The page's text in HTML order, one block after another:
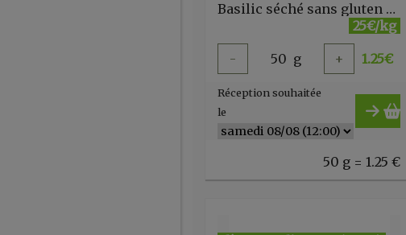
Basilic séché sans gluten vrac
25€/kg
- 50 g + 1.25€
Réception souhaitée
le
50 g = 1.25 €